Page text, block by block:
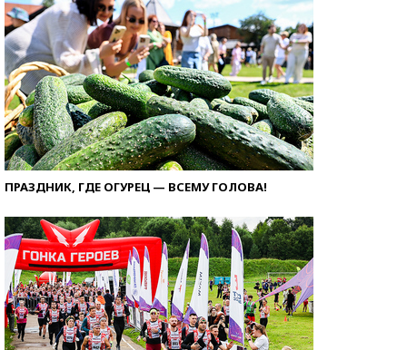
ПРАЗДНИК, ГДЕ ОГУРЕЦ — ВСЕМУ ГОЛОВА!